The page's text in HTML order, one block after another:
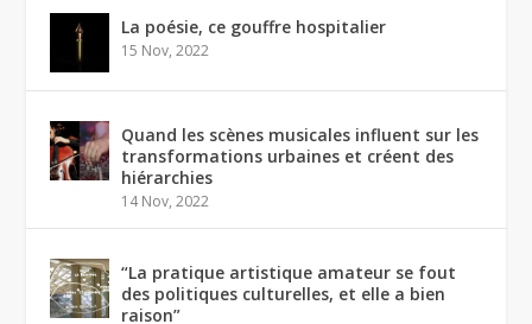
La poésie, ce gouffre hospitalier
15 Nov, 2022
Quand les scènes musicales influent sur les
transformations urbaines et créent des
hiérarchies
14 Nov, 2022
“La pratique artistique amateur se fout
des politiques culturelles, et elle a bien
raison”